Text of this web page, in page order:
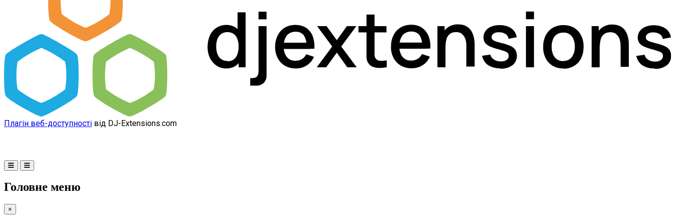
Плагін веб-доступності від DJ-Extensions.com
Головне меню
×